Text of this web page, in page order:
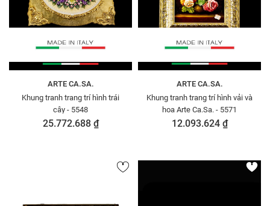
ARTE CA.SA.
Khung tranh trang trí hình trái
cây - 5548
25.772.688 ₫
ARTE CA.SA.
Khung tranh trang trí hình vải và
hoa Arte Ca.Sa. - 5571
12.093.624 ₫